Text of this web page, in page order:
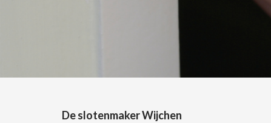
De slotenmaker Wijchen